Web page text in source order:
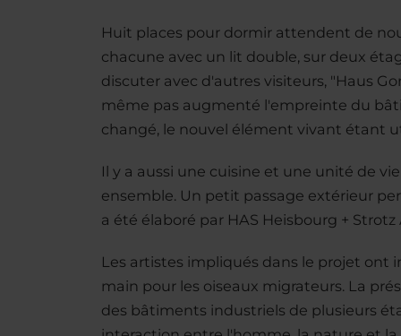
Huit places pour dormir attendent de
chacune avec un lit double, sur deux
discuter avec d'autres visiteurs, "Haus
même pas augmenté l'empreinte du
changé, le nouvel élément vivant étant
Il y a aussi une cuisine et une unité de
ensemble. Un petit passage extérieur
a été élaboré par HAS Heisbourg +
Les artistes impliqués dans le projet ont
main pour les oiseaux migrateurs. La
des bâtiments industriels de plusieurs